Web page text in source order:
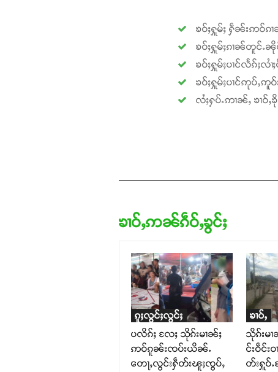
ၶဝ်ႈႁူမ်ႈ ႁဵၼ်းဢဝ်ၵ
ၶဝ်ႈႁူမ်ႈၵၢၼ်တူင်ႉၼို
ၶဝ်ႈႁူမ်ႈပၢင်လႅၵ်ႈလ
ၶဝ်ႈႁူမ်ႈပၢင်ဢုပ်ႇဢူဝ်
လႆႈႁပ်ႉဢၢၼ်ႇ ၶၢဝ်
ၶၢဝ်ႇဢၼ်ၵဵဝ်ႇၶွင်ႈ
ၵူႈလွင်ႈလွင်ႈ
ပလိၵ်ႈ လႄႈ သိုၵ်းမၢၼ်ႈ
ဢဝ်ၵူၼ်းၸပ်းယိၼ်ႉ
တေႃႇလွင်းႁဵတ်းၽူႈၸွပ်ႇ
ၶၢဝ်ႇ
သိုၵ်းမ
င်းဝဵင်း
တ်းႁူဝ်ႉ